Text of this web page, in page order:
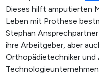
Dieses hilft amputierten
Leben mit Prothese
Stephan
ihre Arbeitgeber, aber
Orthopädietechniker